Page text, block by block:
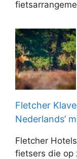
Fletcher
Nederlands’
Fletcher
fietsers die op